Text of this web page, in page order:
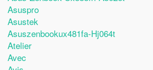
Asuspro
Asustek
Asuszenbookux481fa-Hj064t
Atelier
Avec